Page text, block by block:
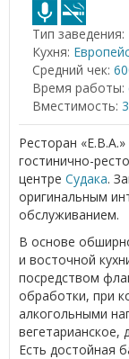
Тип заведения:
Кухня:
Средний чек:
Время работы:
Вместимость:
Ресторан
гостинично-
центре Судака.
оригинальным
обслуживанием.
В основе
и восточной
посредством
обработки, при
алкогольными
вегетарианское,
Есть достойная